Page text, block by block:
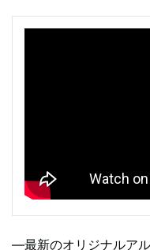
―最新のオリジナルア